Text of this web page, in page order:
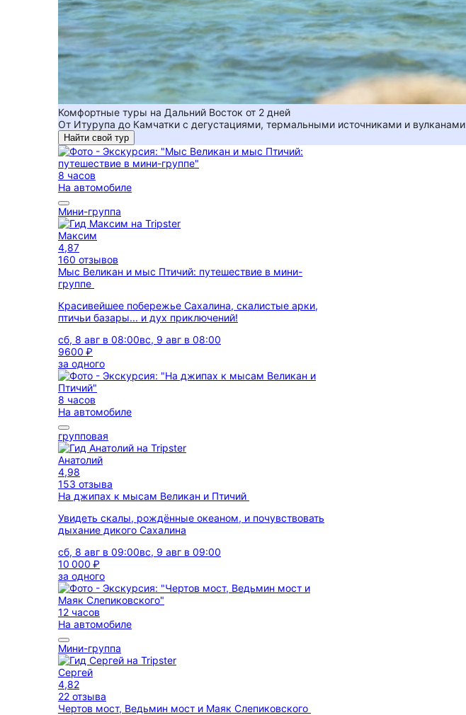
Комфортные туры на Дальний Восток от 2 дней
От Итурупа до Камчатки с дегустациями, термальными источниками и вулканами
Найти свой тур
8 часов
На автомобиле
Мини-группа
Максим
4,87
160 отзывов
Мыс Великан и мыс Птичий: путешествие в мини-
группе
Красивейшее побережье Сахалина, скалистые арки,
птичьи базары... и дух приключений!
сб, 8 авг в 08:00вс, 9 авг в 08:00
9600 ₽
за одного
8 часов
На автомобиле
групповая
Анатолий
4,98
153 отзыва
На джипах к мысам Великан и Птичий
Увидеть скалы, рождённые океаном, и почувствовать
дыхание дикого Сахалина
сб, 8 авг в 09:00вс, 9 авг в 09:00
10 000 ₽
за одного
12 часов
На автомобиле
Мини-группа
Сергей
4,82
22 отзыва
Чертов мост, Ведьмин мост и Маяк Слепиковского